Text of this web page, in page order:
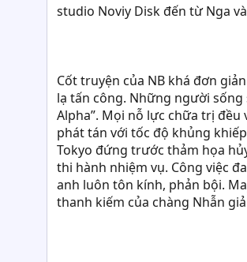
studio Noviy Disk đến từ Nga
Cốt truyện của NB khá đơn
lạ tấn công. Những người
Alpha”. Mọi nỗ lực chữa trị
phát tán với tốc độ khủng
Tokyo đứng trước thảm họa
thi hành nhiệm vụ. Công việc
anh luôn tôn kính, phản bội.
thanh kiếm của chàng Nhẫn